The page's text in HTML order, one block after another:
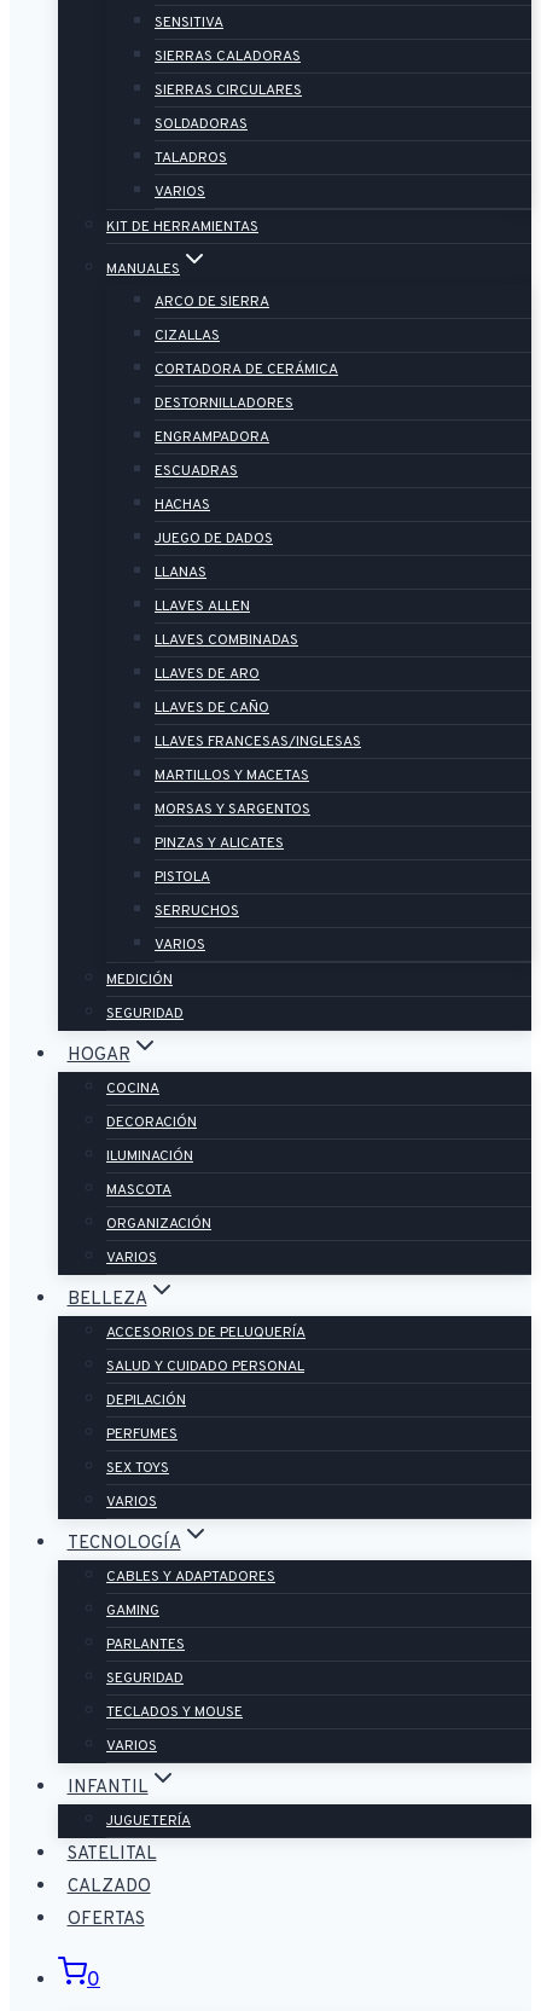
SENSITIVA
SIERRAS CALADORAS
SIERRAS CIRCULARES
SOLDADORAS
TALADROS
VARIOS
KIT DE HERRAMIENTAS
MANUALES
ARCO DE SIERRA
CIZALLAS
CORTADORA DE CERÁMICA
DESTORNILLADORES
ENGRAMPADORA
ESCUADRAS
HACHAS
JUEGO DE DADOS
LLANAS
LLAVES ALLEN
LLAVES COMBINADAS
LLAVES DE ARO
LLAVES DE CAÑO
LLAVES FRANCESAS/INGLESAS
MARTILLOS Y MACETAS
MORSAS Y SARGENTOS
PINZAS Y ALICATES
PISTOLA
SERRUCHOS
VARIOS
MEDICIÓN
SEGURIDAD
HOGAR
COCINA
DECORACIÓN
ILUMINACIÓN
MASCOTA
ORGANIZACIÓN
VARIOS
BELLEZA
ACCESORIOS DE PELUQUERÍA
SALUD Y CUIDADO PERSONAL
DEPILACIÓN
PERFUMES
SEX TOYS
VARIOS
TECNOLOGÍA
CABLES Y ADAPTADORES
GAMING
PARLANTES
SEGURIDAD
TECLADOS Y MOUSE
VARIOS
INFANTIL
JUGUETERÍA
SATELITAL
CALZADO
OFERTAS
0